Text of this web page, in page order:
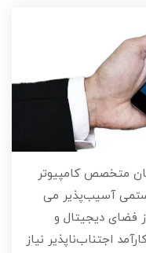
متخصص کامپیوتر
آسیب‌پذیر می
فضای دیجیتال و
اجتناب‌ناپذیر نیاز